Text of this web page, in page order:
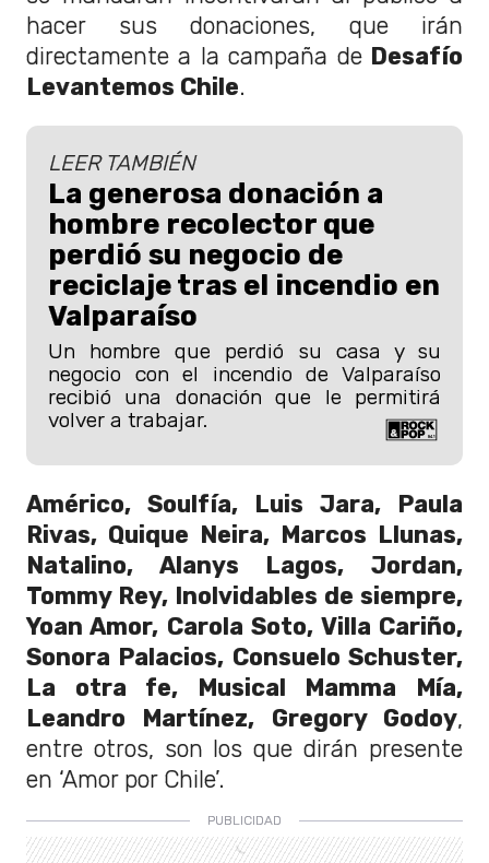
hacer sus donaciones, que irán
directamente a la campaña deDesafío
Levantemos Chile.
LEER TAMBIÉN
La generosa donación a
hombre recolector que
perdió su negocio de
reciclaje tras el incendio en
Valparaíso
Un hombre que perdió su casa y su
negocio con el incendio de Valparaíso
recibió una donación que le permitirá
volver a trabajar.
Américo, Soulfía, Luis Jara, Paula
Rivas, Quique Neira, Marcos Llunas,
Natalino, Alanys Lagos, Jordan,
Tommy Rey, Inolvidables de siempre,
Yoan Amor, Carola Soto, Villa Cariño,
Sonora Palacios, Consuelo Schuster,
La otra fe, Musical Mamma Mía,
Leandro Martínez, Gregory Godoy,
entre otros, son los que dirán presente
en ‘Amor por Chile’.